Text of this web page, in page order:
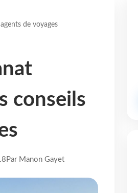
de voyages
conseils
Par Manon Gayet